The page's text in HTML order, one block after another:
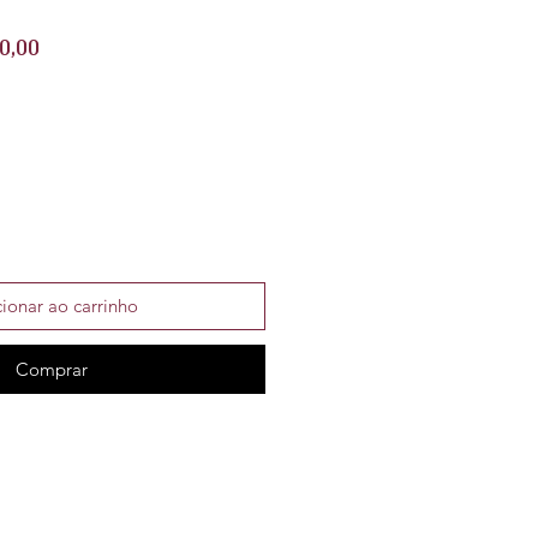
Preço
ao carrinho
Comprar